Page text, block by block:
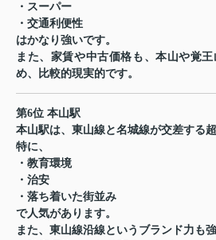
・スーパー
・交通利便性
はかなり強いです。
また、家賃や中古価格も、本山や覚
め、比較的現実的です。
第6位 本山駅
本山駅は、東山線と名城線が交差する超
特に、
・教育環境
・治安
・落ち着いた街並み
で人気があります。
また、東山線沿線というブランド力も強